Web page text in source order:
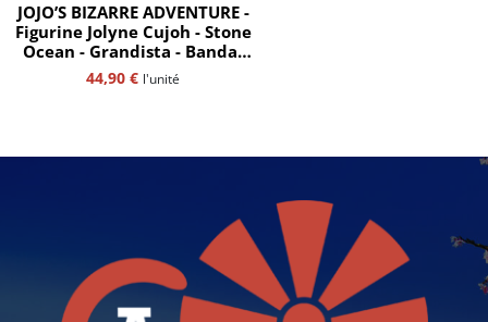
JOJO’S BIZARRE ADVENTURE -
Figurine Jolyne Cujoh - Stone
Ocean - Grandista - Bandaï
Spirits
44,90 € l'unité